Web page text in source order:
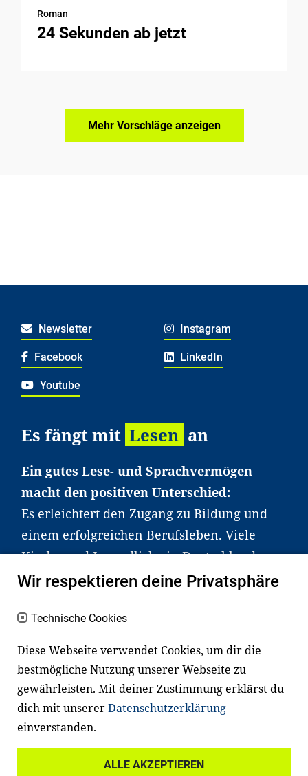
Roman
24 Sekunden ab jetzt
Mehr Vorschläge anzeigen
Newsletter Instagram
Facebook LinkedIn
Youtube
Es fängt mit Lesen an
Ein gutes Lese- und Sprachvermögen
macht den positiven Unterschied:
Es erleichtert den Zugang zu Bildung und
einem erfolgreichen Berufsleben. Viele
Kinder und Jugendliche in Deutschland
haben aber große Schwierigkeiten dabei.
an Familien sowie an Erzieher*innen,
Lehrer*innen und andere
Fachexpert*innen. Dafür arbeiten wir eng
mit Ministerien, wissenschaftlichen
Einrichtungen, Verbänden, Unternehmen
und anderen Stiftungen zusammen.
Wir respektieren deine Privatsphäre
Technische Cookies
Diese Webseite verwendet Cookies, um dir die
bestmögliche Nutzung unserer Webseite zu
gewährleisten. Mit deiner Zustimmung erklärst du
dich mit unsererDatenschutzerklärung
einverstanden.
ALLE AKZEPTIEREN